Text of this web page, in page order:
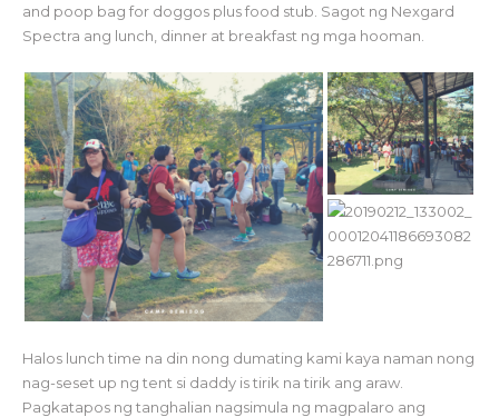
and poop bag for doggos plus food stub. Sagot ng Nexgard
Spectra ang lunch, dinner at breakfast ng mga hooman.
Halos lunch time na din nong dumating kami kaya naman nong
nag-seset up ng tent si daddy is tirik na tirik ang araw.
Pagkatapos ng tanghalian nagsimula ng magpalaro ang